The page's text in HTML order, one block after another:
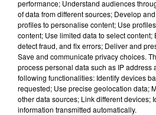
performance; Understand audiences
of data from different sources; Develop
profiles to personalise content; Use
content; Use limited data to select content;
detect fraud, and fix errors; Deliver and
Save and communicate privacy choices.
process personal data such as IP address
following functionalities: Identify devices
requested; Use precise geolocation data;
other data sources; Link different devices;
information transmitted automatically.